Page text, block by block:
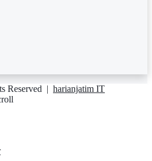
Reserved | harianjatim IT